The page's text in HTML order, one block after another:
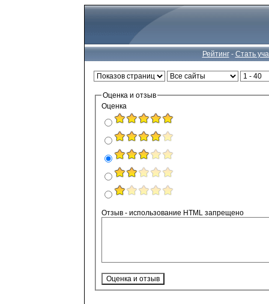
Рейтинг- Стать
Оценка и отзыв
Оценка
Отзыв - использование HTML запрещено